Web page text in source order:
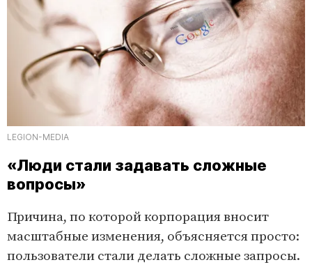
LEGION-MEDIA
«Люди стали задавать сложные
вопросы»
Причина, по которой корпорация вносит
масштабные изменения, объясняется просто:
пользователи стали делать сложные запросы.